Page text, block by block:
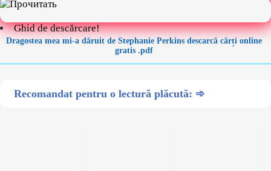
Ghid de descărcare!
Dragostea mea mi-a dăruit de Stephanie Perkins descarcă cărți online
gratis .pdf
Recomandat pentru o lectură plăcută: ➾